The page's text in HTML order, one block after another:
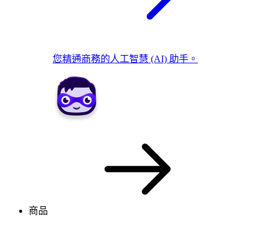
您精通商務的人工智慧 (AI) 助手。
商品